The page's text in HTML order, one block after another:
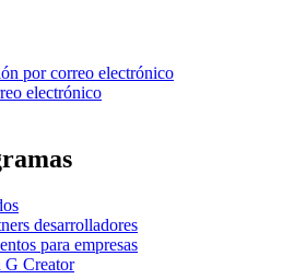
por correo electrónico
electrónico
desarrolladores
para empresas
G Creator